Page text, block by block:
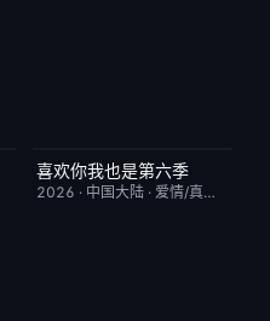
今日更新
喜欢你我也是第六季
2026 · 中国大陆· 爱情/真人秀